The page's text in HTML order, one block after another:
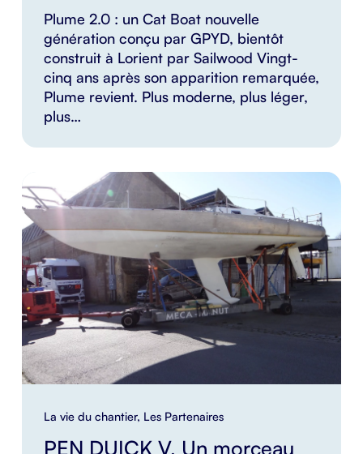
Plume 2.0 : un Cat Boat nouvelle
génération conçu par GPYD, bientôt
construit à Lorient par Sailwood Vingt-
cinq ans après son apparition remarquée,
Plume revient. Plus moderne, plus léger,
plus…
La vie du chantier, Les Partenaires
PEN DUICK V, Un morceau